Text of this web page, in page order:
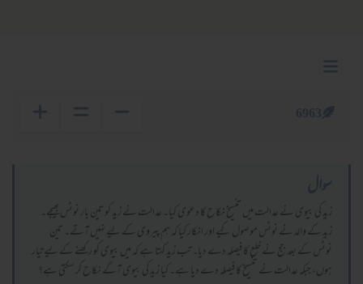
زید کی بیوی نے عدالت میں تنسیخ نکاح کا دعوی کیا۔ عدالت نے زید کو تین بار نوٹس بھیجے۔
زید کے والد نے نوٹس موصول کیے اور انکار کیا کہ ہم پیروی کے لیے نہیں آتے۔ تین
نوٹس کے بعد جج نے خلع کا فیصلہ دے دیا۔ تب زید کہتا ہے کہ میں بیوی کو رکھنے کے لیے تیار
ہوں، جبکہ عدالت نے تنسیخ کا فیصلہ دے دیا ہے۔ کیا زید کی بیوی آگے نکاح کر سکتی ہے؟